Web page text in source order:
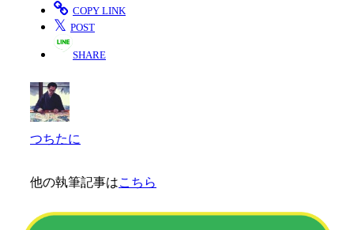
COPY LINK
𝕏 POST
SHARE
つちたに
他の執筆記事はこちら